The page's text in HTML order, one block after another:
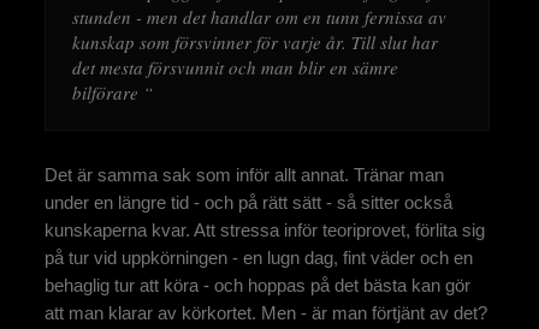
stunden - men det handlar om en tunn fernissa av
kunskap som försvinner för varje år. Till slut har
det mesta försvunnit och man blir en sämre
bilförare “
Det är samma sak som inför allt annat. Tränar man
under en längre tid - och på rätt sätt - så sitter också
kunskaperna kvar. Att stressa inför teoriprovet, förlita sig
på tur vid uppkörningen - en lugn dag, fint väder och en
behaglig tur att köra - och hoppas på det bästa kan gör
att man klarar av körkortet. Men - är man förtjänt av det?